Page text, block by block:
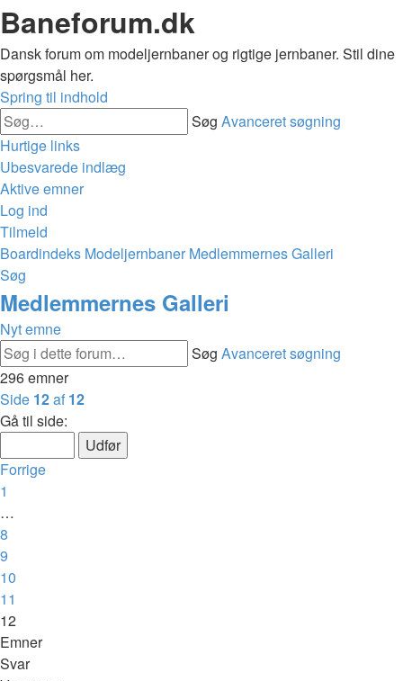
Baneforum.dk
Dansk forum om modeljernbaner og rigtige jernbaner. Stil dine
spørgsmål her.
Spring til indhold
Søg Avanceret søgning
Hurtige links
Ubesvarede indlæg
Aktive emner
Log ind
Tilmeld
Boardindeks Modeljernbaner Medlemmernes Galleri
Søg
Medlemmernes Galleri
Nyt emne
Søg Avanceret søgning
296 emner
Side 12af 12
Gå til side:
Forrige
1
…
8
9
10
11
12
Emner
Svar